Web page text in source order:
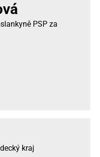
PSP za
kraj